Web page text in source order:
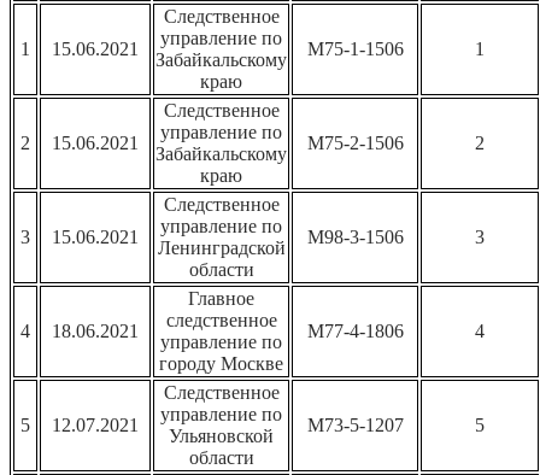
1 15.06.2021
Следственное
управление по
Забайкальскому
краю
М75-1-1506 1
2 15.06.2021
Следственное
управление по
Забайкальскому
краю
М75-2-1506 2
3 15.06.2021
Следственное
управление по
Ленинградской
области
М98-3-1506 3
4 18.06.2021
Главное
следственное
управление по
городу Москве
М77-4-1806 4
5 12.07.2021
Следственное
управление по
Ульяновской
области
М73-5-1207 5